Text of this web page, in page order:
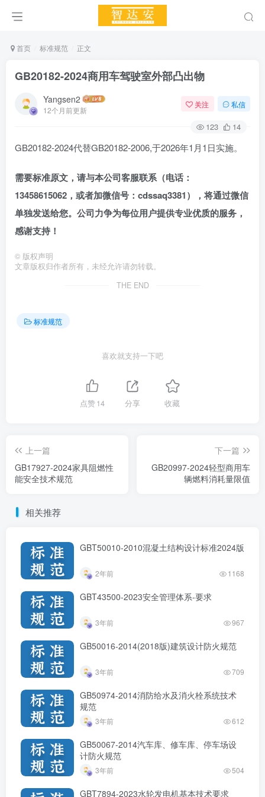
首页 标准规范 正文
GB20182-2024商用车驾驶室外部凸出物
Yangsen2
12个月前更新
关注 私信
123 14
GB20182-2024代替GB20182-2006,于2026年1月1日实施。
需要标准原文，请与本公司客服联系（电话：
13458615062， 或者加微信号：cdssaq3381），将通过微信
单独发送给您。公司力争为每位用户提供专业优质的服务，
感谢支持！
© 版权声明
文章版权归作者所有，未经允许请勿转载。
THE END
标准规范
喜欢就支持一下吧
点赞14 分享 收藏
上一篇
GB17927-2024家具阻燃性
能安全技术规范
下一篇
GB20997-2024轻型商用车
辆燃料消耗量限值
相关推荐
GBT50010-2010混凝土结构设计标准2024版
2年前 1168
GBT43500-2023安全管理体系-要求
3年前 967
GB50016-2014(2018版)建筑设计防火规范
3年前 709
GB50974-2014消防给水及消火栓系统技术
规范
3年前 612
GB50067-2014汽车库、修车库、停车场设
计防火规范
3年前 504
GBT7894-2023水轮发电机基本技术要求